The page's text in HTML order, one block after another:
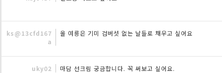
ks@13cfd167
a
올 여릉은 기미 검버섯 없는 날들로 채우고 싶어요
uky02 마담 선크림 궁금합니다. 꼭 써보고 싶어요.